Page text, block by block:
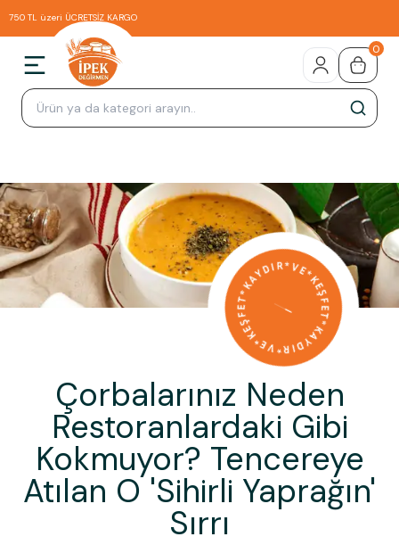
750 TL üzeri ÜCRETSİZ KARGO
0
Çorbalarınız Neden
Restoranlardaki Gibi
Kokmuyor? Tencereye
Atılan O 'Sihirli Yaprağın'
Sırrı